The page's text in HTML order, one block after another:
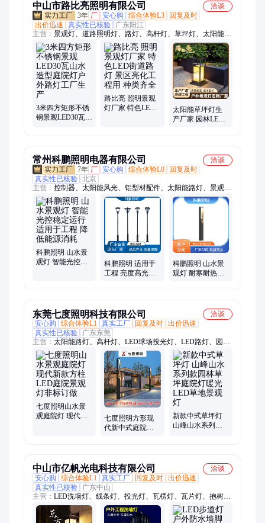
中山市路比亮照明有限公司
洽谈
3年 厂 安心购 综合体验L3
回复及时
出价迅速
真实性已核验
广东阳江
主营： 景观灯、道路照明灯、路灯、高杆灯、草坪灯、太阳能路
灯、太阳能户外庭院照明灯、投光灯、太阳能一体化路灯、球场
灯、节能灯、led灯、庭院灯、玉兰灯、工矿灯、LED投光灯、太
阳能灯头、市电路灯、洗墙灯、路灯杆、灯杆、灯具、室外亮化
照明工程
3米四方矩形不锈
钢景观LED30瓦山
路比亮 照明景观
灯厂家 特色LED
太阳能草坪灯生
产厂家 园林LED
常州科鹏照明电器有限公司
洽谈
7年 厂 安心购 综合体验L0
回复及时
真实性已核验 北京
主营： 控制器、太阳能风光、铝型材配件、太阳能路灯、景观
灯、庭院灯、草坪灯、市政路灯、灯压铸铝、建筑景观、配件景
观、铝型材灯、瓦数景观、做灯铝型材、灯路灯太阳能、太阳能
道路灯、方管铝型材
科鹏照明 山水景
观灯 智能光控稳
科鹏照明 适用于
工程 亮度高光衰
科鹏照明 山水景
观灯 耐寒耐热发
东莞七度照明科技有限公司
洽谈
安心购
综合体验L1 真实工厂 回复及时 出价迅速
真实性已核验
广东东莞
主营： 太阳能路灯、高杆灯、LED球场投光灯、LED路灯、园林
景观灯、智慧路灯杆、庭院灯、led投光灯、LED工厂灯、球场高
杆灯、太阳能庭院灯、草坪灯、柱头灯、墙壁灯
七度照明山水景
观庭院灯 现代新
七度照明方形现
代新中式庭院灯
新款中式草坪灯
山峰山水系列款
中山市亿帆光电科技有限公司
洽谈
安心购
综合体验L1 真实工厂 回复及时 出价迅速
真实性已核验
广东中山
主营： LED洗墙灯、线条灯、投光灯、瓦楞灯、瓦片灯、抱树
灯、壁灯、LED太阳能路灯、LED台阶灯、LED水底灯、LED像
素灯、点光源、护栏管